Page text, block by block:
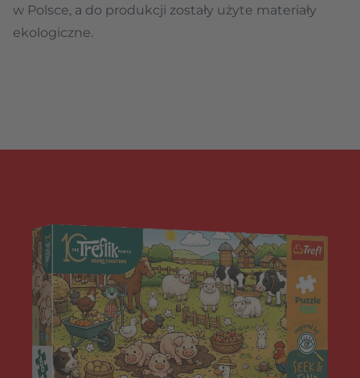
w Polsce, a do produkcji zostały użyte materiały
ekologiczne.